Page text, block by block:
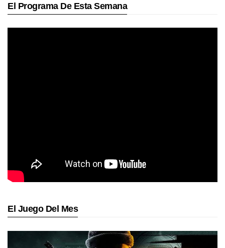
El Programa De Esta Semana
El Juego Del Mes